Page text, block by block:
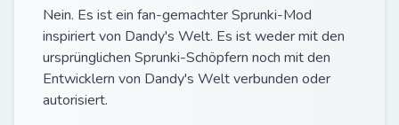
Nein. Es ist ein fan-gemachter Sprunki-Mod
inspiriert von Dandy's Welt. Es ist weder mit den
ursprünglichen Sprunki-Schöpfern noch mit den
Entwicklern von Dandy's Welt verbunden oder
autorisiert.